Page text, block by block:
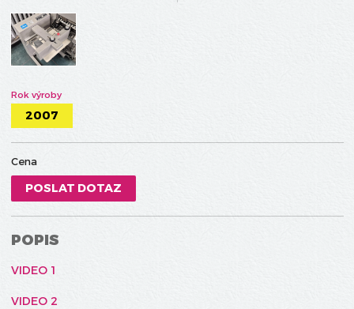
Rok výroby
2007
Cena
POSLAT DOTAZ
POPIS
VIDEO 1
VIDEO 2